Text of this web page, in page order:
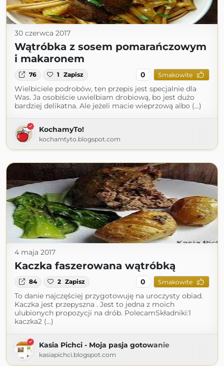
30 czerwca 2017
Wątróbka z sosem pomarańczowym
i makaronem
76 1 Zapisz 0 Smakowite
Wielbiciele podrobów, ten przepis jest specjalnie dla
Was. Ja osobiście uwielbiam drobiową, bo jest dużo
bardziej delikatna. Ale jeżeli macie wieprzową albo (...)
KochamyTo!
kochamtyto.blogspot.com
4 maja 2017
Kaczka faszerowana wątróbką
84 2 Zapisz 0 Smakowite
To danie najczęściej przygotowuję na uroczysty obiad.
Kaczka jest przepyszna . Jest to jedna z moich
ulubionych propozycji na drób. PolecamSkładniki:1
kaczka2 (...)
Kasia Pichci - Moja pasja gotowanie
kasiapichci.blogspot.com